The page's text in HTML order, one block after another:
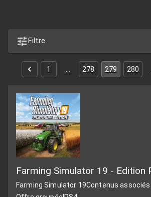
Filtre
1 278 279 280
Farming Simulator 19 - Edition
Farming Simulator 19Contenus associés